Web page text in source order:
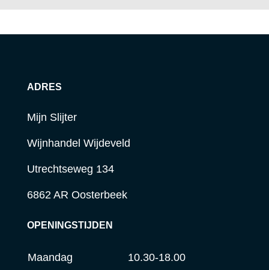
ADRES
Mijn Slijter
Wijnhandel Wijdeveld
Utrechtseweg 134
6862 AR Oosterbeek
OPENINGSTIJDEN
Maandag
10.30-18.00